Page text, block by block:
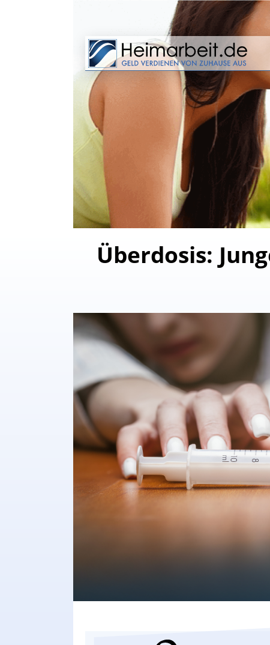
Überdosis: